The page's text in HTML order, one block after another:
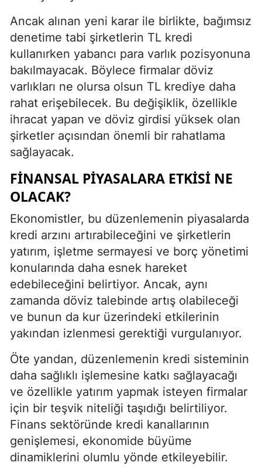
Ancak alınan yeni karar ile birlikte, bağımsız
denetime tabi şirketlerin TL kredi
kullanırken yabancı para varlık pozisyonuna
bakılmayacak. Böylece firmalar döviz
varlıkları ne olursa olsun TL krediye daha
rahat erişebilecek. Bu değişiklik, özellikle
ihracat yapan ve döviz girdisi yüksek olan
şirketler açısından önemli bir rahatlama
sağlayacak.
FINANSAL PIYASALARA ETKISI NE
OLACAK?
Ekonomistler, bu düzenlemenin piyasalarda
kredi arzını artırabileceğini ve şirketlerin
yatırım, işletme sermayesi ve borç yönetimi
konularında daha esnek hareket
edebileceğini belirtiyor. Ancak, aynı
zamanda döviz talebinde artış olabileceği
ve bunun da kur üzerindeki etkilerinin
yakından izlenmesi gerektiği vurgulanıyor.
Öte yandan, düzenlemenin kredi sisteminin
daha sağlıklı işlemesine katkı sağlayacağı
ve özellikle yatırım yapmak isteyen firmalar
için bir teşvik niteliği taşıdığı belirtiliyor.
Finans sektöründe kredi kanallarının
genişlemesi, ekonomide büyüme
dinamiklerini olumlu yönde etkileyebilir.